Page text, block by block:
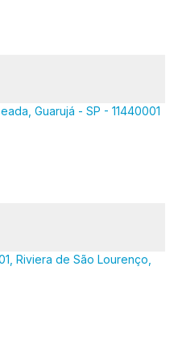
Guarujá - SP - 11440001
Riviera de São Lourenço,